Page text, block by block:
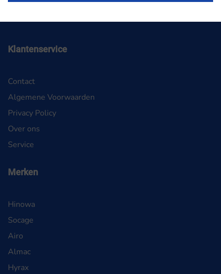
Klantenservice
Contact
Algemene Voorwaarden
Privacy Policy
Over ons
Service
Merken
Hinowa
Socage
Airo
Almac
Hyrax